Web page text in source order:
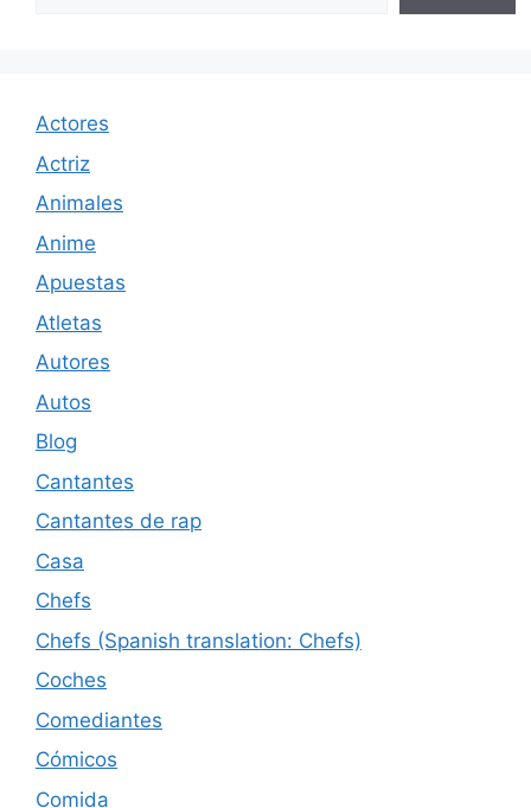
Actores
Actriz
Animales
Anime
Apuestas
Atletas
Autores
Autos
Blog
Cantantes
Cantantes de rap
Casa
Chefs
Chefs (Spanish translation: Chefs)
Coches
Comediantes
Cómicos
Comida